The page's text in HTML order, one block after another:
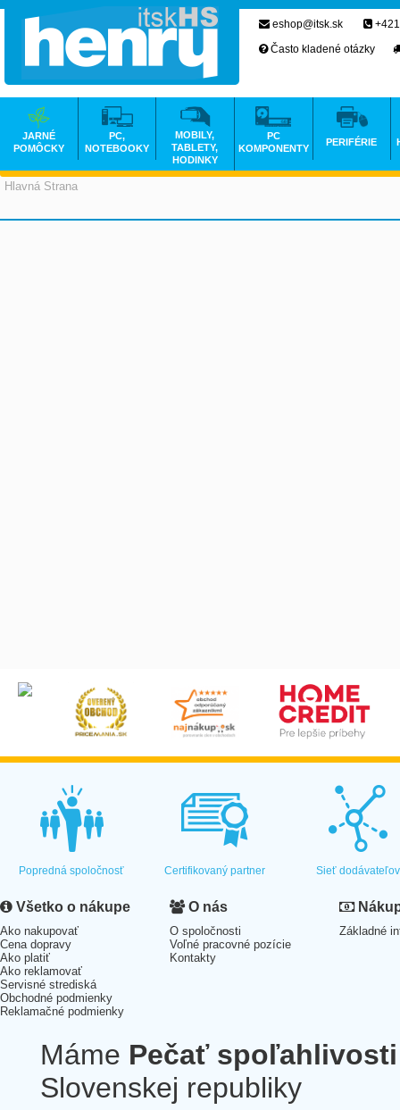
Hlavná Strana
eshop@itsk.sk
Často kladené otázky
JARNÉ
POMÔCKY
PC,
NOTEBOOKY
MOBILY,
TABLETY,
HODINKY
PC
KOMPONENTY
PERIFÉRIE
Popredná spoločnosť Certifikovaný partner Sieť dodávateľov
Všetko o nákupe
Ako nakupovať
Cena dopravy
Ako platiť
Ako reklamovať
Servisné strediská
Obchodné podmienky
Reklamačné podmienky
O nás
O spoločnosti
Voľné pracovné pozície
Kontakty
Základné
Máme Pečať spoľahlivosti
Slovenskej republiky